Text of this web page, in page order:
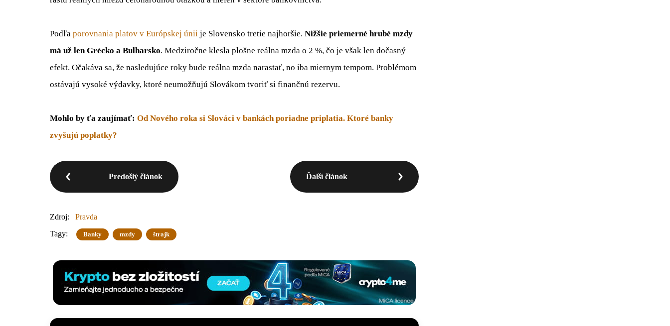
Podľa porovnania platov v Európskej únii je Slovensko tretie najhoršie. Nižšie priemerné hrubé mzdy
má už len Grécko a Bulharsko. Medziročne klesla plošne reálna mzda o 2 %, čo je však len dočasný
efekt. Očakáva sa, že nasledujúce roky bude reálna mzda narastať, no iba miernym tempom. Problémom
ostávajú vysoké výdavky, ktoré neumožňujú Slovákom tvoriť si finančnú rezervu.
Mohlo by ťa zaujímať: Od Nového roka si Slováci v bankách poriadne priplatia. Ktoré banky
zvyšujú poplatky?
Predošlý článok Ďalší článok
Zdroj:
Pravda
Tagy:
Banky mzdy štrajk